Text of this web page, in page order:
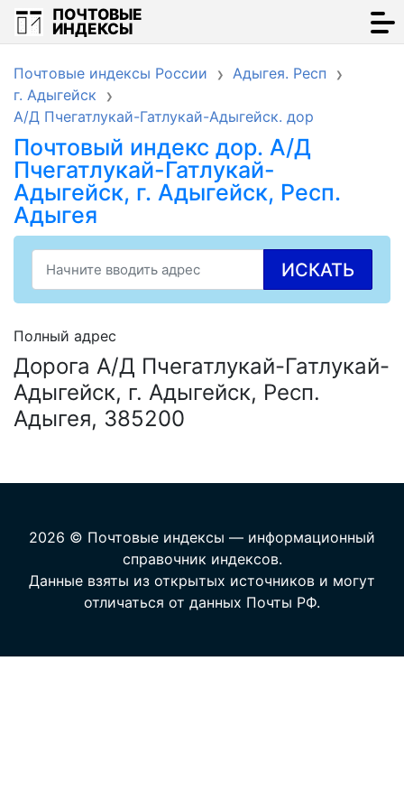
ПОЧТОВЫЕ
ИНДЕКСЫ
Почтовые индексы России
Адыгея. Респ
г. Адыгейск
А/Д Пчегатлукай-Гатлукай-Адыгейск. дор
Почтовый индекс дор. А/Д
Пчегатлукай-Гатлукай-
Адыгейск, г. Адыгейск, Респ.
Адыгея
ИСКАТЬ
Полный адрес
Дорога А/Д Пчегатлукай-Гатлукай-
Адыгейск, г. Адыгейск, Респ.
Адыгея, 385200
2026 © Почтовые индексы — информационный
справочник индексов.
Данные взяты из открытых источников и могут
отличаться от данных Почты РФ.